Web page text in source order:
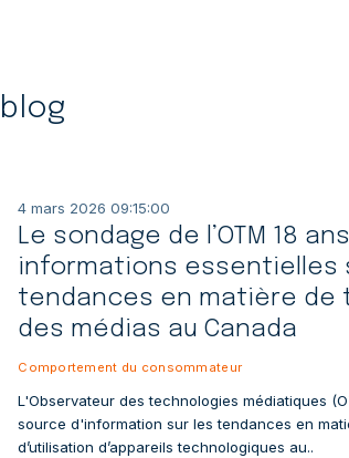
4 mars 2026 09:15:00
Le sondage de l’OTM 18
informations essentielles
tendances en matière de
des médias au Canada
Comportement du consommateur
L'Observateur des technologies médiatiques
source d'information sur les tendances en
d’utilisation d’appareils technologiques au..